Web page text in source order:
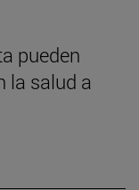
pueden
la salud a